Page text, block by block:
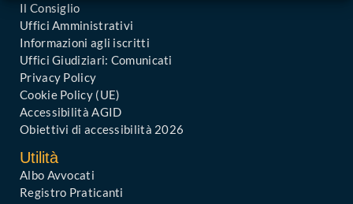
Il Consiglio
Uffici Amministrativi
Informazioni agli iscritti
Uffici Giudiziari: Comunicati
Privacy Policy
Cookie Policy (UE)
Accessibilità AGID
Obiettivi di accessibilità 2026
Utilità
Albo Avvocati
Registro Praticanti